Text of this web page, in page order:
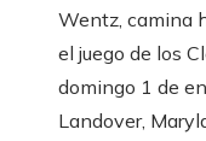
Wentz, camina
el juego de los
domingo 1 de
Landover,